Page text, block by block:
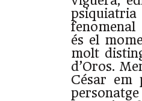
psiquiatria
és el
molt
d’Oros.
César em